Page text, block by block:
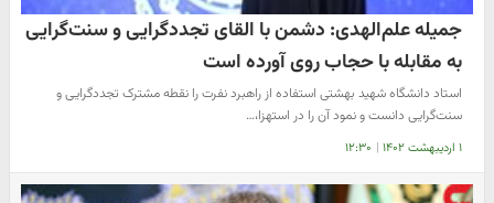
جمیله علم‌الهدی: دشمن با القای تجددگرایی و سنت‌گرایی
به مقابله با حجاب روی آورده است
استاد دانشگاه شهید بهشتی استفاده از راهبرد نفرت را نقطه مشترک تجددگرایی و
سنت‌گرایی دانست و نمود آن را در استهزا،…
۱ اردیبهشت ۱۴۰۲ | ۱۲:۳۰